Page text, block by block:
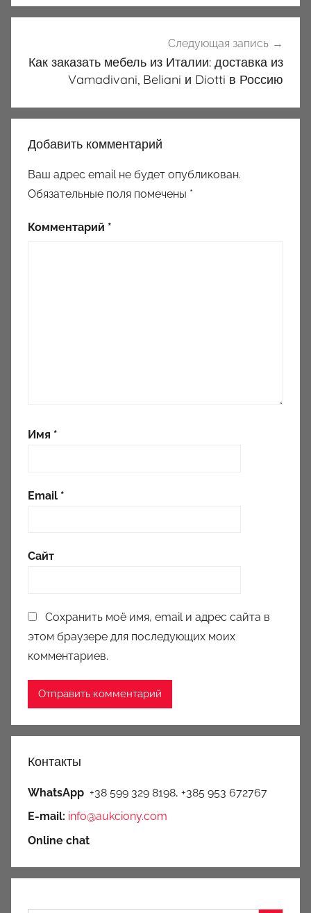
Следующая запись
Как заказать мебель из Италии: доставка из
Vamadivani, Beliani и Diotti в Россию
Добавить комментарий
Ваш адрес email не будет опубликован.
Обязательные поля помечены *
Комментарий *
Имя *
Email *
Сайт
Сохранить моё имя, email и адрес сайта в
этом браузере для последующих моих
комментариев.
Контакты
WhatsApp +38 599 329 8198, +385 953 672767
E-mail: info@aukciony.com
Online chat
Search Button